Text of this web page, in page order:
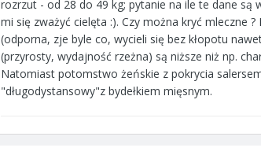
rozrzut - od 28 do 49 kg; pytanie na ile te dane są
mi się zważyć cielęta :). Czy można kryć mleczne
(odporna, zje byle co, wycieli się bez kłopotu
(przyrosty, wydajność rzeżna) są niższe niż np.
Natomiast potomstwo żeńskie z pokrycia
"długodystansowy"z bydełkiem mięsnym.